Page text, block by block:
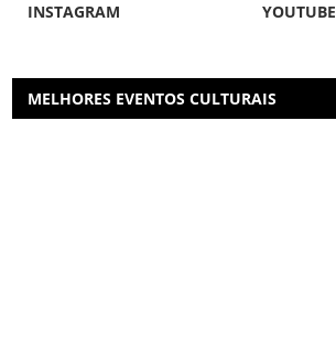
INSTAGRAM
YOUTUBE
MELHORES EVENTOS CULTURAIS